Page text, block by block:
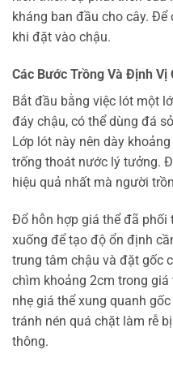
kháng ban đầu cho cây.
khi đặt vào chậu.
Các Bước Trồng Và Định Vị
Bắt đầu bằng việc lót một
đáy chậu, có thể dùng đá
Lớp lót này nên dày
trống thoát nước lý tưởng.
hiệu quả nhất mà người
Đổ hỗn hợp giá thể đã phối
xuống để tạo độ ổn định
trung tâm chậu và đặt gốc
chìm khoảng 2cm trong
nhẹ giá thể xung quanh
tránh nén quá chặt làm rễ
thông.